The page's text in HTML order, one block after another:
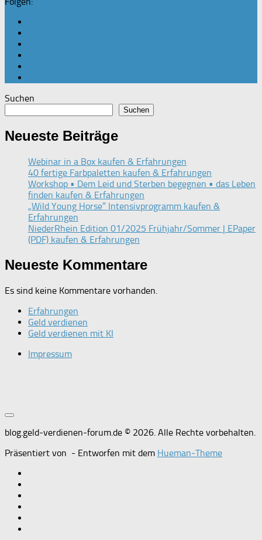
Suchen
Suchen
Neueste Beiträge
Webinar in a Box kaufen & Erfahrungen
40 fertige Farbpaletten kaufen & Erfahrungen
Workshop • Dem Leid und Sterben begegnen • das Leben
finden kaufen & Erfahrungen
„Wild Young Horse“ Intensivprogramm kaufen &
Erfahrungen
NiederRhein Edition 01/2025 Frühjahr/Sommer | EPaper
(PDF) kaufen & Erfahrungen
Neueste Kommentare
Es sind keine Kommentare vorhanden.
Erfahrungen
Geld verdienen
Geld verdienen mit KI
Impressum
blog.geld-verdienen-forum.de © 2026. Alle Rechte vorbehalten.
Präsentiert von - Entworfen mit dem Hueman-Theme